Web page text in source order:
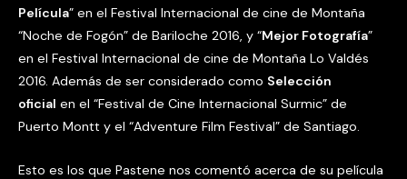
Película” en el Festival Internacional de cine de Montaña
“Noche de Fogón” de Bariloche 2016, y “Mejor Fotografía”
en el Festival Internacional de cine de Montaña Lo Valdés
2016. Además de ser considerado como Selección
oficial en el “Festival de Cine Internacional Surmic” de
Puerto Montt y el “Adventure Film Festival” de Santiago.
Esto es los que Pastene nos comentó acerca de su película